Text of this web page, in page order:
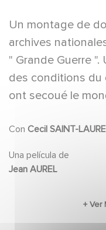
Un montage de
archives
" Grande Guerre
des conditions
ont secoué le
Con Cecil SAINT-
Una película de
Jean AUREL